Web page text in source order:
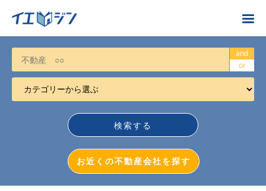
お近くの不動産会社を探す
カテゴリーから選ぶ
不動産売却
and
or
お近くの不動産会社を探す